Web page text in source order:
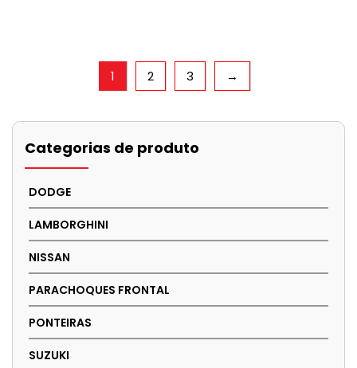
Categorias de produto
DODGE
LAMBORGHINI
NISSAN
PARACHOQUES FRONTAL
PONTEIRAS
SUZUKI
1 2 3 →